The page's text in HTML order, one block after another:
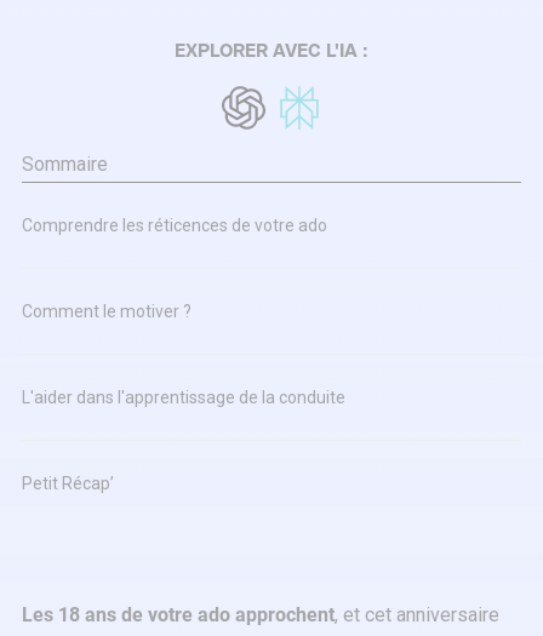
Les 18 ans de votre ado approchent, et cet anniversaire
EXPLORER AVEC L'IA :
Sommaire
Comprendre les réticences de votre ado
Comment le motiver ?
L'aider dans l'apprentissage de la conduite
Petit Récap’